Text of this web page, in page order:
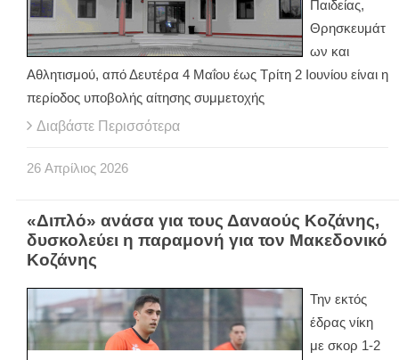
Παιδείας,
Θρησκευμάτ
ων και
Αθλητισμού, από Δευτέρα 4 Μαΐου έως Τρίτη 2 Ιουνίου είναι η
περίοδος υποβολής αίτησης συμμετοχής
Διαβάστε Περισσότερα
26 Απρίλιος 2026
«Διπλό» ανάσα για τους Δαναούς Κοζάνης,
δυσκολεύει η παραμονή για τον Μακεδονικό
Κοζάνης
Την εκτός
έδρας νίκη
με σκορ 1-2